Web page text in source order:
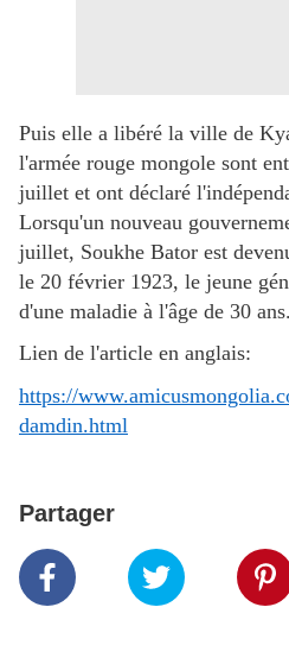
Puis elle a libéré la ville de
l'armée rouge mongole sont
juillet et ont déclaré
Lorsqu'un nouveau
juillet, Soukhe Bator est
le 20 février 1923, le jeune
d'une maladie à l'âge de 30 ans.
Lien de l'article en anglais:
https://
damdin.html
Partager